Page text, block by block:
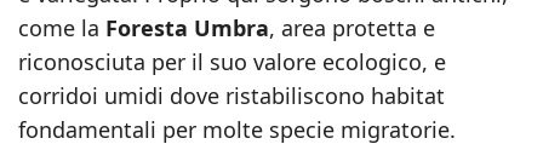
come la Foresta Umbra, area protetta e
riconosciuta per il suo valore ecologico, e
corridoi umidi dove ristabiliscono habitat
fondamentali per molte specie migratorie.